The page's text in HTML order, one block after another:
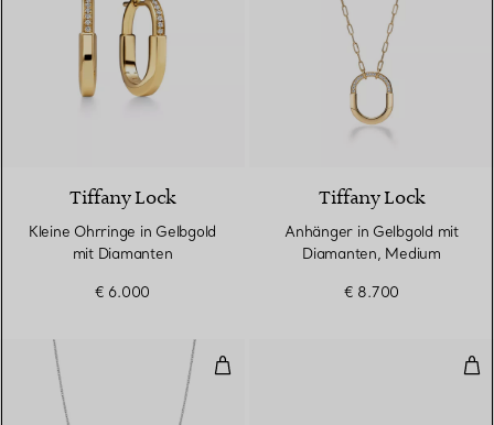
3 Materialien
Tiffany Lock
Kleine Ohrringe in Gelbgold
mit Diamanten
€ 6.000
Tiffany Lock
Anhänger in Gelbgold mit
Diamanten, Medium
€ 8.700
Diamonds by the Yard®